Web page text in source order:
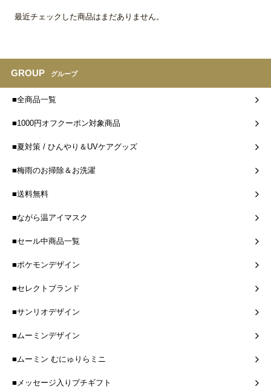
最近チェックした商品はまだありません。
GROUP グループ
■全商品一覧
■1000円オフクーポン対象商品
■夏対策 / ひんやり＆UVケアグッズ
■梅雨のお掃除＆お洗濯
■送料無料
■ながら温アイマスク
■セール中商品一覧
■ポケモンデザイン
■セレクトブランド
■サンリオデザイン
■ムーミンデザイン
■ムーミン むにゅりらミニ
■メッセージ入りプチギフト